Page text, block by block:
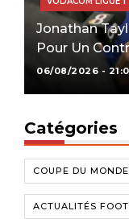
Jonathan
Pour Un
06/08/2026 -
Catégories
COUPE DU MONDE
ACTUALITÉS